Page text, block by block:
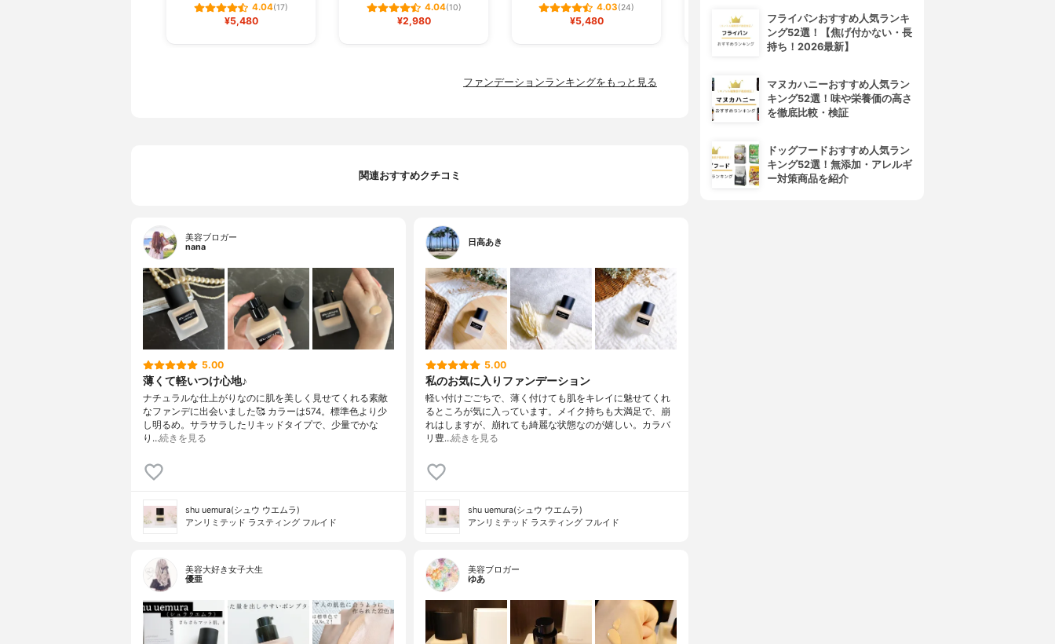
4.04(17)
¥5,480
4.04(10)
¥2,980
4.03(24)
¥5,480 ¥1,980
ファンデーションランキングをもっと見る
関連おすすめクチコミ
美容ブロガー
nana
5.00
薄くて軽いつけ心地♪
ナチュラルな仕上がりなのに肌を美しく見せてくれる素敵
なファンデに出会いました🥰 カラーは574。標準色より少
し明るめ。サラサラしたリキッドタイプで、少量でかな
り…続きを見る
shu uemura(シュウ ウエムラ)
アンリミテッド ラスティング フルイド
日高あき
5.00
私のお気に入りファンデーション
軽い付けごごちで、薄く付けても肌をキレイに魅せてくれ
るところが気に入っています。メイク持ちも大満足で、崩
れはしますが、崩れても綺麗な状態なのが嬉しい。カラバ
リ豊…続きを見る
shu uemura(シュウ ウエムラ)
アンリミテッド ラスティング フルイド
美容大好き女子大生
優亜
美容ブロガー
ゆあ
フライパンおすすめ人気ランキ
ング52選！【焦げ付かない・長
持ち！2026最新】
マヌカハニーおすすめ人気ラン
キング52選！味や栄養価の高さ
を徹底比較・検証
ドッグフードおすすめ人気ラン
キング52選！無添加・アレルギ
ー対策商品を紹介